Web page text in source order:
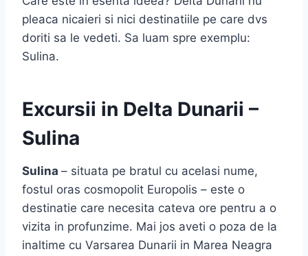
pleaca nicaieri si nici destinatiile pe care dvs
doriti sa le vedeti. Sa luam spre exemplu:
Sulina.
Excursii in Delta Dunarii –
Sulina
Sulina – situata pe bratul cu acelasi nume,
fostul oras cosmopolit Europolis – este o
destinatie care necesita cateva ore pentru a o
vizita in profunzime. Mai jos aveti o poza de la
inaltime cu Varsarea Dunarii in Marea Neagra